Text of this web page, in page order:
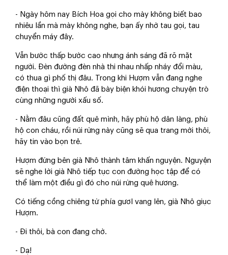
- Ngày hôm nay Bích Hoa gọi cho mày không biết bao
nhiêu lần mà mày không nghe, bạn ấy nhờ tau gọi, tau
chuyển máy đây.
Vẫn bước thấp bước cao nhưng ánh sáng đã rõ mặt
người. Đèn đường đèn nhà thi nhau nhấp nháy đổi màu,
có thua gì phố thị đâu. Trong khi Hượm vẫn đang nghe
điện thoại thì già Nhô đã bày biện khói hương chuyện trò
cùng những người xấu số.
- Nằm đâu cũng đất quê mình, hãy phù hộ dân làng, phù
hộ con cháu, rồi núi rừng này cũng sẽ qua trang mới thôi,
hãy tin vào bọn trẻ.
Hượm đứng bên già Nhô thành tâm khấn nguyện. Nguyện
sẽ nghe lời già Nhô tiếp tục con đường học tập để có
thể làm một điều gì đó cho núi rừng quê hương.
Có tiếng cồng chiêng từ phía gươl vang lên, già Nhô giục
Hượm.
- Đi thôi, bà con đang chờ.
- Dạ!